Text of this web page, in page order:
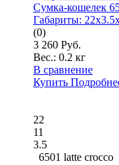
Сумка-кошелек
Габариты:
(0)
3 260 Руб.
Вес.: 0.2 кг
В сравнение
Купить
22
11
3.5
6501 latte crocco